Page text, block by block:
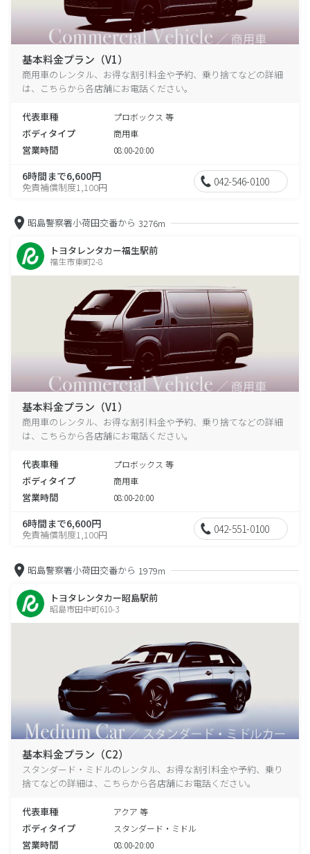
基本料金プラン（V1）
商用車のレンタル、お得な割引料金や予約、乗り捨てなどの詳細
は、こちらから各店舗にお電話ください。
代表車種 プロボックス 等
ボディタイプ 商用車
営業時間 08:00-20:00
6時間まで6,600円
免責補償制度1,100円 042-546-0100
昭島警察署小荷田交番から 3276m
トヨタレンタカー福生駅前
福生市東町2-8
基本料金プラン（V1）
商用車のレンタル、お得な割引料金や予約、乗り捨てなどの詳細
は、こちらから各店舗にお電話ください。
代表車種 プロボックス 等
ボディタイプ 商用車
営業時間 08:00-20:00
6時間まで6,600円
免責補償制度1,100円 042-551-0100
昭島警察署小荷田交番から 1979m
トヨタレンタカー昭島駅前
昭島市田中町610-3
基本料金プラン（C2）
スタンダード・ミドルのレンタル、お得な割引料金や予約、乗り
捨てなどの詳細は、こちらから各店舗にお電話ください。
代表車種 アクア 等
ボディタイプ スタンダード・ミドル
営業時間 08:00-20:00